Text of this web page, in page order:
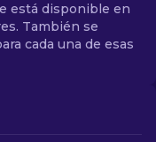
está disponible en
También se
cada una de esas